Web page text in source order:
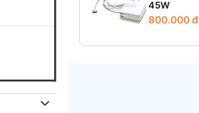
45W
800.000 đ